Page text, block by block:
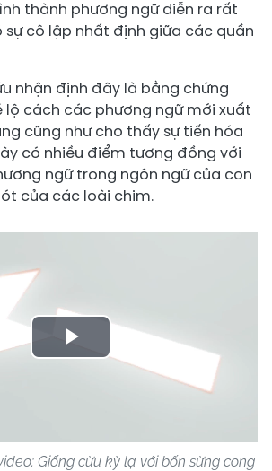
thành phương ngữ diễn ra rất
cô lập nhất định giữa các quần
nhận định đây là bằng chứng
lộ cách các phương ngữ mới xuất
cũng như cho thấy sự tiến hóa
có nhiều điểm tương đồng với
ngữ trong ngôn ngữ của con
của các loài chim.
Play
Giống cừu kỳ lạ với bốn sừng cong